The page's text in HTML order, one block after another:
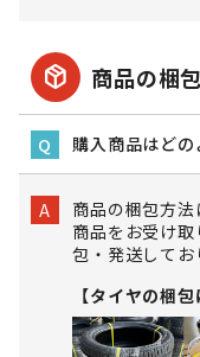
package_2 商品の梱
Q 購入商品はどの
A
商品の梱包方
商品をお受け
包・発送してお
【タイヤの梱包